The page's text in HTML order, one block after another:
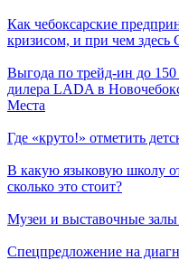
Как чебоксарские
кризисом, и при чем здесь
Выгода по трейд-ин до
дилера LADA в
Места
Где «круто!» отметить
В какую языковую школу
сколько это стоит?
Музеи и выставочные залы
Спецпредложение на